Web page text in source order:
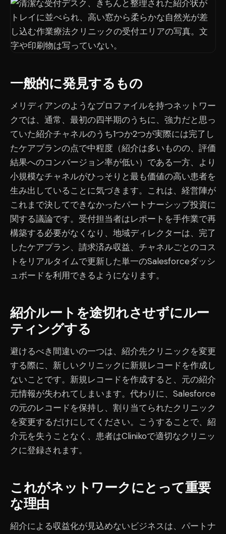
一般的に発見するもの
メリディアンのようなプロファイルを持つネットワー
クでは、通常、最初の四半期のうちに、強力だと思っ
ていた紹介チャネルのうち1つか2つが実際には完了し
たケアプランの点で中程度（紹介は多いものの、評価
結果へのコンバージョン率が低い）である一方、より
小規模なチャネルがひっそりと最も価値の高い患者を
生み出していることに気づきます。これは、経営陣が
これまで決してできなかったパートナーシップ投資に
関する議論です。受付担当者はレポートを手作業で再
構築する必要がなくなり、地域ディレクターは、完了
したケアプラン、請求済み収益、チャネルごとのコス
トをリアルタイムで更新した単一のSalesforceダッシ
ュボードを利用できるようになります。
紹介ルートを途切れさせずにルー
ティングする
避けるべき間違いの一つは、紹介先クリニックを変更
する際に、新しいクリニックに新規レコードを作成し
ないことです。新規レコードを作成すると、元の紹介
元情報が失われてしまいます。代わりに、Salesforce
の元のレコードを保持し、割り当てられたクリニック
を変更するだけにしてください。こうすることで、紹
介元を失うことなく、患者はClinikoで適切なクリニッ
クに登録されます。
これがネットワークにとって重要
な理由
紹介による収益化が見込めないビジネスは、パートナ